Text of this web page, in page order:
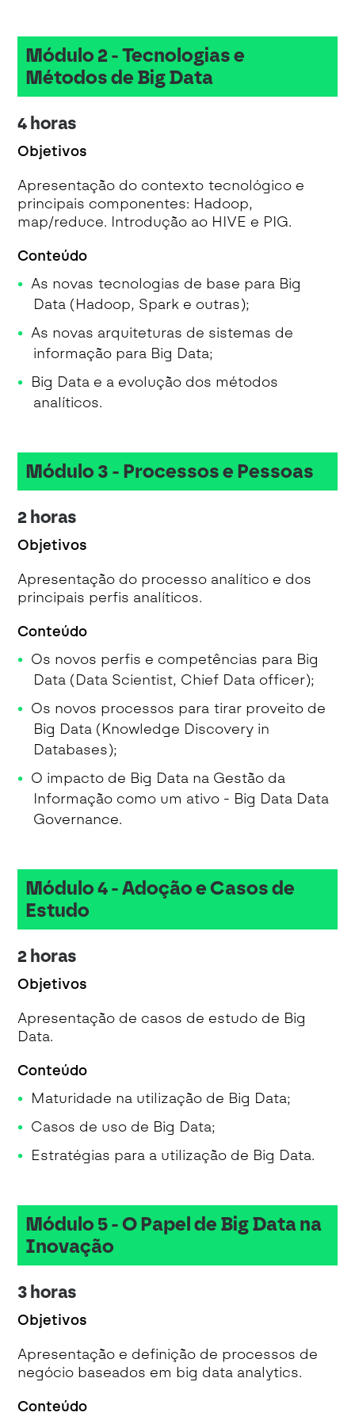
Módulo 2 - Tecnologias e
Métodos de Big Data
4 horas
Objetivos
Apresentação do contexto tecnológico e
principais componentes: Hadoop,
map/reduce. Introdução ao HIVE e PIG.
Conteúdo
As novas tecnologias de base para Big
Data (Hadoop, Spark e outras);
As novas arquiteturas de sistemas de
informação para Big Data;
Big Data e a evolução dos métodos
analíticos.
Módulo 3 - Processos e Pessoas
2 horas
Objetivos
Apresentação do processo analítico e dos
principais perfis analíticos.
Conteúdo
Os novos perfis e competências para Big
Data (Data Scientist, Chief Data officer);
Os novos processos para tirar proveito de
Big Data (Knowledge Discovery in
Databases);
O impacto de Big Data na Gestão da
Informação como um ativo - Big Data Data
Governance.
Módulo 4 - Adoção e Casos de
Estudo
2 horas
Objetivos
Apresentação de casos de estudo de Big
Data.
Conteúdo
Maturidade na utilização de Big Data;
Casos de uso de Big Data;
Estratégias para a utilização de Big Data.
Módulo 5 - O Papel de Big Data na
Inovação
3 horas
Objetivos
Apresentação e definição de processos de
negócio baseados em big data analytics.
Conteúdo